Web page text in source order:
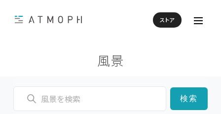
ストア
風景
検索